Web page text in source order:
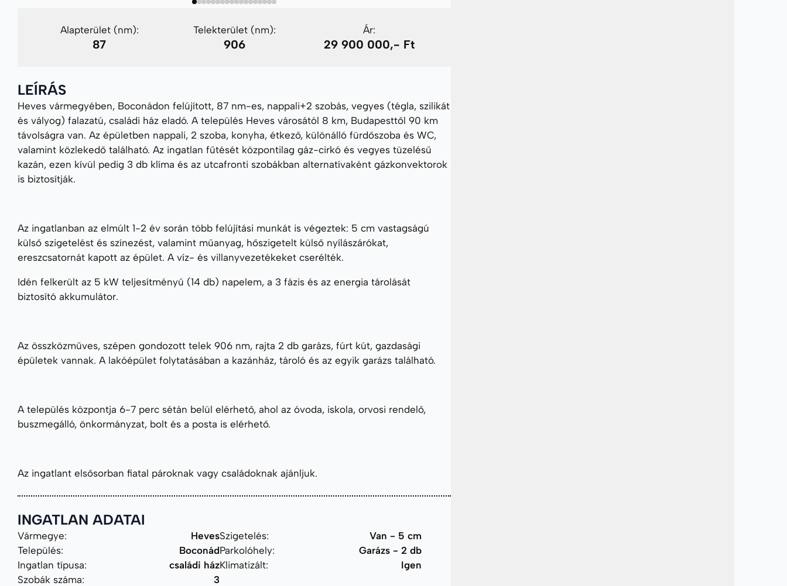
Alapterület (nm):
87
Telekterület (nm):
906
Ár:
29 900 000,- Ft
LEÍRÁS
Heves vármegyében, Boconádon felújított, 87 nm-es, nappali+2 szobás, vegyes (tégla, szilikát
és vályog) falazatú, családi ház eladó. A település Heves városától 8 km, Budapesttől 90 km
távolságra van. Az épületben nappali, 2 szoba, konyha, étkező, különálló fürdőszoba és WC,
valamint közlekedő található. Az ingatlan fűtését központilag gáz-cirkó és vegyes tüzelésű
kazán, ezen kívül pedig 3 db klíma és az utcafronti szobákban alternatívaként gázkonvektorok
is biztosítják.
Az ingatlanban az elmúlt 1-2 év során több felújítási munkát is végeztek: 5 cm vastagságú
külső szigetelést és színezést, valamint műanyag, hőszigetelt külső nyílászárókat,
ereszcsatornát kapott az épület. A víz- és villanyvezetékeket cserélték.
Idén felkerült az 5 kW teljesítményű (14 db) napelem, a 3 fázis és az energia tárolását
biztosító akkumulátor.
Az összközműves, szépen gondozott telek 906 nm, rajta 2 db garázs, fúrt kút, gazdasági
épületek vannak. A lakóépület folytatásában a kazánház, tároló és az egyik garázs található.
A település központja 6-7 perc sétán belül elérhető, ahol az óvoda, iskola, orvosi rendelő,
buszmegálló, önkormányzat, bolt és a posta is elérhető.
Az ingatlant elsősorban fiatal pároknak vagy családoknak ajánljuk.
INGATLAN ADATAI
Vármegye:
Heves
Település:
Boconád
Ingatlan típusa:
családi ház
Szobák száma:
3
Szigetelés:
Van - 5 cm
Parkolóhely:
Garázs - 2 db
Klimatizált:
Igen